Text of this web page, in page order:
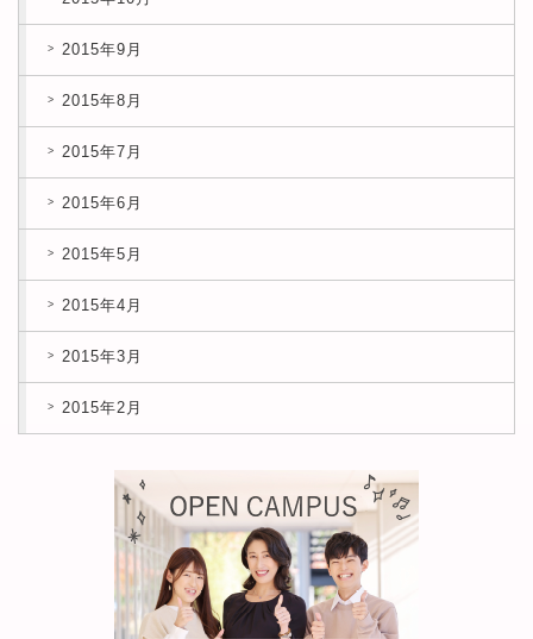
2015年9月
2015年8月
2015年7月
2015年6月
2015年5月
2015年4月
2015年3月
2015年2月